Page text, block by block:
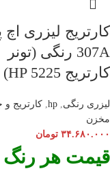
307A رنگی (تونر
کارتریج HP 5225)
لیزری رنگی,
hp
, کارتریج و
مخزن
۳۴.۶۸۰.۰۰۰ تومان
قیمت هر رنگ